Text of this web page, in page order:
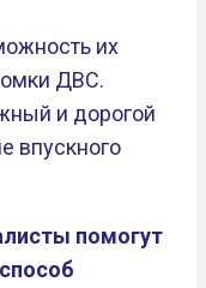
их
ДВС.
и дорогой
впускного
помогут